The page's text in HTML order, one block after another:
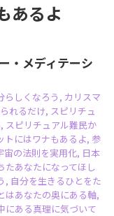
あるよ
・メディテーシ
らしくなろう , カリスマ
れるだけ, スピリチュ
, スピリチュアル難民か
トにはワナもあるよ, 参
宙の法則を実用化, 日本
たあなたになってほし
, 自分を生きるひとをた
はあなたの奥にある軸,
にある真理に気づいて